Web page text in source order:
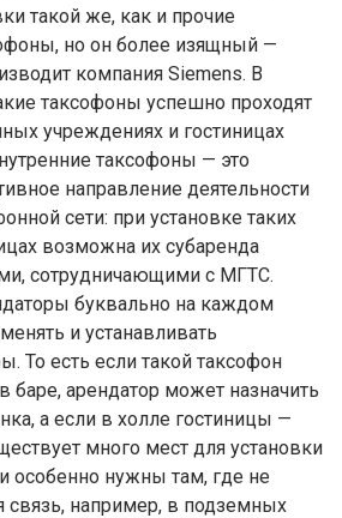
такой же, как и прочие
но он более изящный —
компания Siemens. В
таксофоны успешно проходят
учреждениях и гостиницах
таксофоны — это
направление деятельности
сети: при установке таких
возможна их субаренда
сотрудничающими с МГТС.
буквально на каждом
и устанавливать
То есть если такой таксофон
баре, арендатор может назначить
а если в холле гостиницы —
много мест для установки
особенно нужны там, где не
связь, например, в подземных